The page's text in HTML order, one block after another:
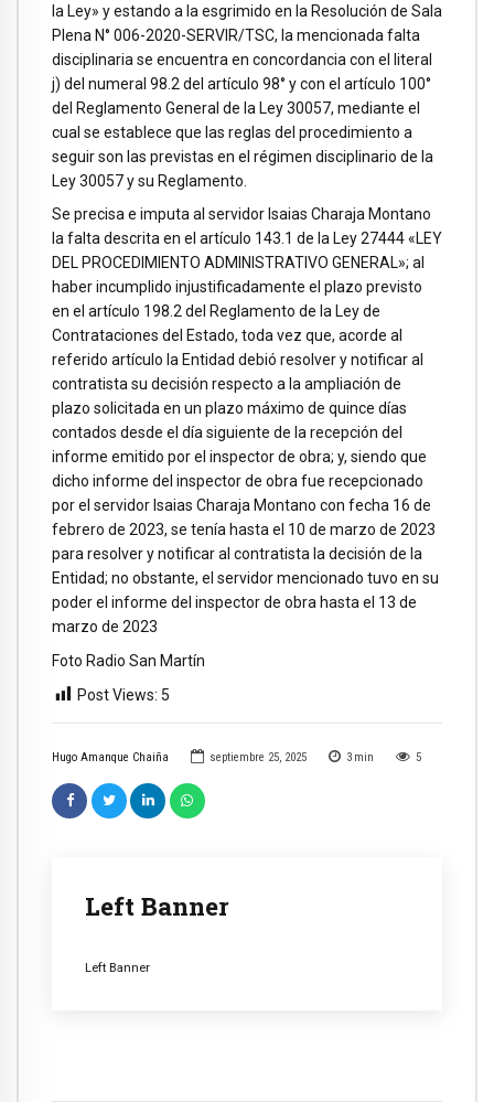
Hugo Amanque Chaiña septiembre 25, 2025 3 min 5
Left Banner
Left Banner
la Ley» y estando a la esgrimido en la Resolución de Sala
Plena N° 006-2020-SERVIR/TSC, la mencionada falta
disciplinaria se encuentra en concordancia con el literal
j) del numeral 98.2 del artículo 98° y con el artículo 100°
del Reglamento General de la Ley 30057, mediante el
cual se establece que las reglas del procedimiento a
seguir son las previstas en el régimen disciplinario de la
Ley 30057 y su Reglamento.
Se precisa e imputa al servidor Isaias Charaja Montano
la falta descrita en el artículo 143.1 de la Ley 27444 «LEY
DEL PROCEDIMIENTO ADMINISTRATIVO GENERAL»; al
haber incumplido injustificadamente el plazo previsto
en el artículo 198.2 del Reglamento de la Ley de
Contrataciones del Estado, toda vez que, acorde al
referido artículo la Entidad debió resolver y notificar al
contratista su decisión respecto a la ampliación de
plazo solicitada en un plazo máximo de quince días
contados desde el día siguiente de la recepción del
informe emitido por el inspector de obra; y, siendo que
dicho informe del inspector de obra fue recepcionado
por el servidor Isaias Charaja Montano con fecha 16 de
febrero de 2023, se tenía hasta el 10 de marzo de 2023
para resolver y notificar al contratista la decisión de la
Entidad; no obstante, el servidor mencionado tuvo en su
poder el informe del inspector de obra hasta el 13 de
marzo de 2023
Foto Radio San Martín
Post Views: 5